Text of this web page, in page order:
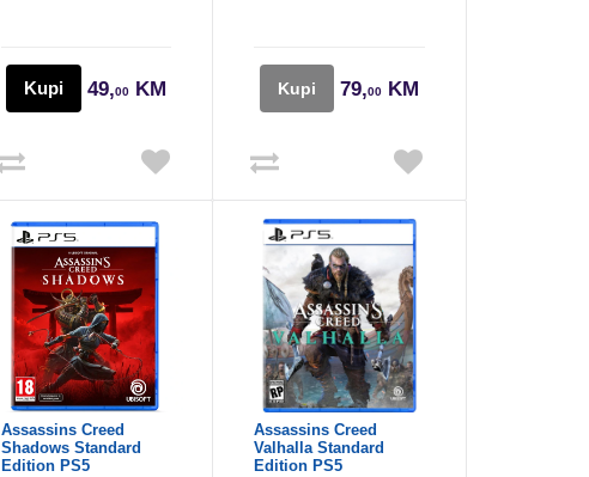
Kupi 49,00 KM Kupi 79,00 KM
Assassins Creed
Shadows Standard
Edition PS5
Assassins Creed
Valhalla Standard
Edition PS5